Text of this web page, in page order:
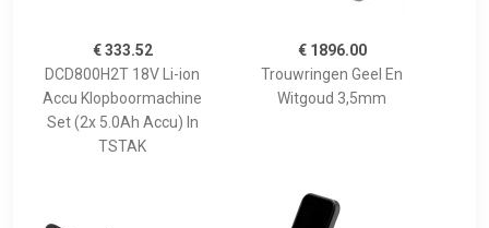
€ 333.52
DCD800H2T 18V Li-ion
Accu Klopboormachine
Set (2x 5.0Ah Accu) In
TSTAK
€ 1896.00
Trouwringen Geel En
Witgoud 3,5mm